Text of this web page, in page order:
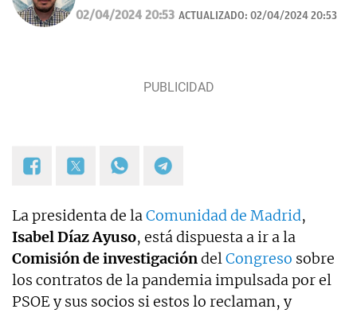
02/04/2024 20:53 ACTUALIZADO: 02/04/2024 20:53
La presidenta de laComunidad de Madrid,
Isabel Díaz Ayuso, está dispuesta a ir a la
Comisión de investigacióndelCongreso sobre
los contratos de la pandemia impulsada por el
PSOE y sus socios si estos lo reclaman, y